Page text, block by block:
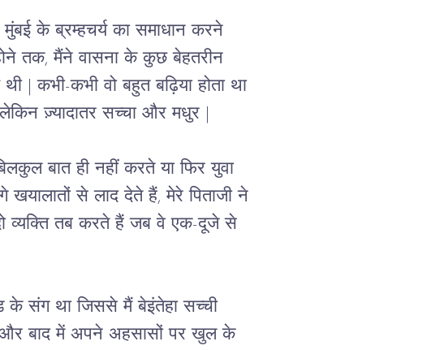
के ब्रम्हचर्य का समाधान करने
तक, मैंने वासना के कुछ बेहतरीन
| कभी-कभी वो बहुत बढ़िया होता था
ज़्यादातर सच्चा और मधुर |
बात ही नहीं करते या फिर युवा
खयालातों से लाद देते हैं, मेरे पिताजी ने
व्यक्ति तब करते हैं जब वे एक-दूजे से
के संग था जिससे मैं बेइंतेहा सच्ची
और बाद में अपने अहसासों पर खुल के